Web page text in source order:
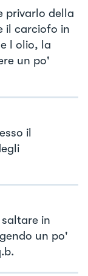
privarlo della
il carciofo in
l olio, la
un po'
il
in
un po'